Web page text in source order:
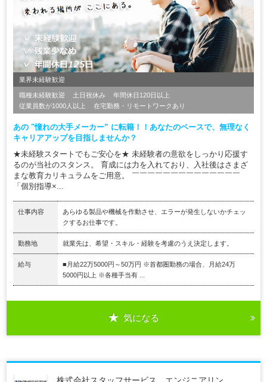
業界未経験歓迎
職種未経験歓迎 土日祝休み
年間休日120日以上
従業員数が1000人以上
在宅勤務・リモートワークあり
あの "憧れの大手メーカー” に転籍！！あなたのペースで、無理なく
キャリアアップを目指しませんか？
★未経験スタートでもご安心を★ 未経験者の意欲をしっかり応援す
るのが当社のスタンス。 育成には力を入れており、入社後はさまざ
まな教育カリキュラムをご用意。 ￣￣￣￣￣￣￣￣￣￣￣￣￣￣
「個別指導×...
仕事内容
あらゆる製品や機械を作動させ、エラーが発生しないかチェッ
クするお仕事です。
勤務地 就業先は、希望・スキル・経験を考慮のうえ決定します。
給与
■月給22万5000円～50万円 ※首都圏勤務の場合、月給24万
5000円以上 ※各種手当有 ...
気になる